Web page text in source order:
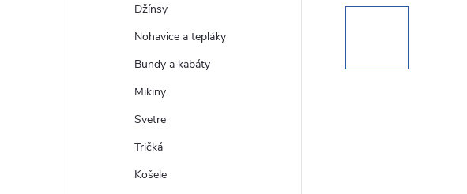
Džínsy
Nohavice a tepláky
Bundy a kabáty
Mikiny
Svetre
Tričká
Košele